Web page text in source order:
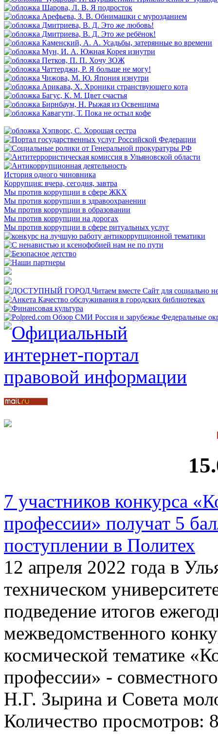
История одного чиновника
Коррупция: вчера, сегодня, завтра
Мы против коррупции в сфере ЖКХ
Мы против коррупции в здравоохранении
Мы против коррупции в образовании
Мы против коррупции на дорогах
Мы против коррупции в сфере ритуальных услуг
7 участников конкурса
профессии» получат 5
поступлении в Политех
12 апреля 2022 года в
техническом
подведение итогов
межведомственного
космической тематике
профессии» -
Н.Г. Зырина и Совета
Количество просмотров: